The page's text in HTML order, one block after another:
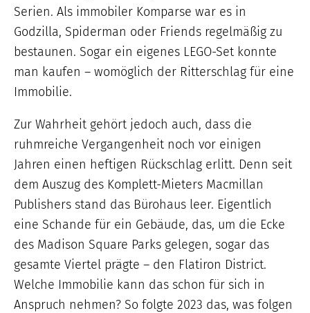
Serien. Als immobiler Komparse war es in
Godzilla, Spiderman oder Friends regelmäßig zu
bestaunen. Sogar ein eigenes LEGO-Set konnte
man kaufen – womöglich der Ritterschlag für eine
Immobilie.
Zur Wahrheit gehört jedoch auch, dass die
ruhmreiche Vergangenheit noch vor einigen
Jahren einen heftigen Rückschlag erlitt. Denn seit
dem Auszug des Komplett-Mieters Macmillan
Publishers stand das Bürohaus leer. Eigentlich
eine Schande für ein Gebäude, das, um die Ecke
des Madison Square Parks gelegen, sogar das
gesamte Viertel prägte – den Flatiron District.
Welche Immobilie kann das schon für sich in
Anspruch nehmen? So folgte 2023 das, was folgen